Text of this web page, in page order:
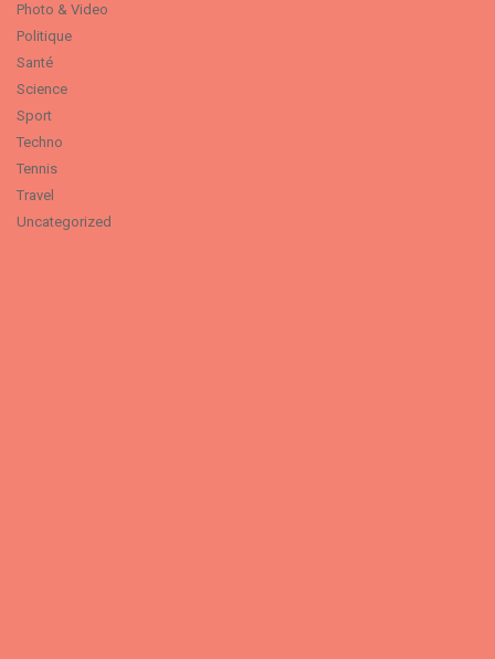
Photo & Video
Politique
Santé
Science
Sport
Techno
Tennis
Travel
Uncategorized